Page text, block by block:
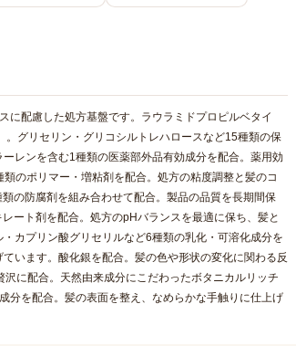
に配慮した処方基盤です。ラウラミドプロピルベタイ
グリセリン・グリコシルトレハロースなど15種類の保
レンを含む1種類の医薬部外品有効成分を配合。薬用効
のポリマー・増粘剤を配合。処方の粘度調整と髪のコ
の防腐剤を組み合わせて配合。製品の品質を長期間保
ート剤を配合。処方のpHバランスを最適に保ち、髪と
カプリン酸グリセリルなど6種類の乳化・可溶化成分を
います。酸化銀を配合。髪の色や形状の変化に関わる反
に配合。天然由来成分にこだわったボタニカルリッチ
分を配合。髪の表面を整え、なめらかな手触りに仕上げ